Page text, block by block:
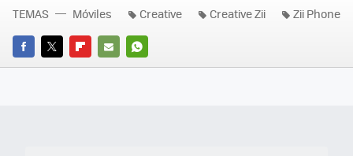
FACEBOOK
TWITTERFLIPBOARD
E-
WHATSAPP
TEMAS Móviles Creative Creative Zii Zii Phone